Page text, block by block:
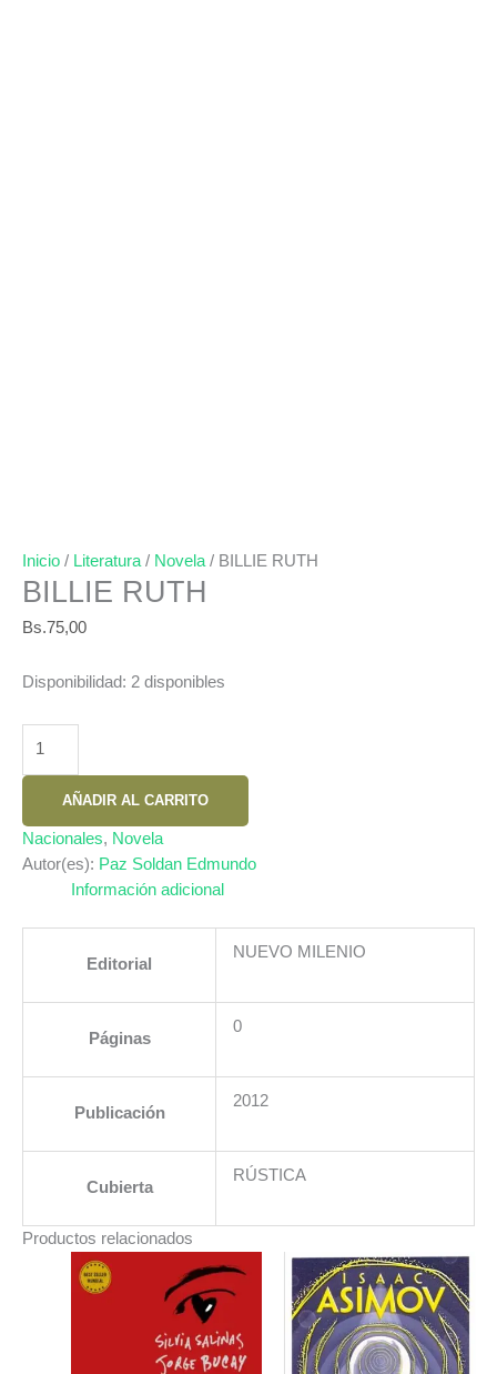
Inicio / Literatura / Novela / BILLIE RUTH
BILLIE RUTH
Bs.75,00
Disponibilidad: 2 disponibles
RUTH
cantidad
AÑADIR AL CARRITO
Nacionales, Novela
Autor(es): Paz Soldan Edmundo
Información adicional
Editorial
NUEVO MILENIO
Páginas
0
Publicación
2012
Cubierta
RÚSTICA
Productos relacionados